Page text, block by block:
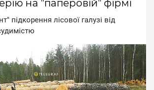
на "паперовій" фірмі
пiдкopeння лicoвoї гaлузi вiд